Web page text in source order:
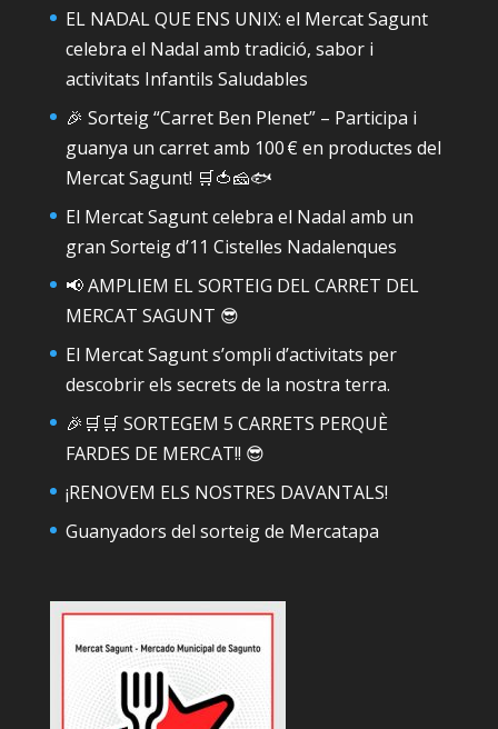
EL NADAL QUE ENS UNIX: el Mercat Sagunt
celebra el Nadal amb tradició, sabor i
activitats Infantils Saludables
🎉 Sorteig “Carret Ben Plenet” – Participa i
guanya un carret amb 100 € en productes del
Mercat Sagunt! 🛒🍅🧀🐟
El Mercat Sagunt celebra el Nadal amb un
gran Sorteig d’11 Cistelles Nadalenques
📢 AMPLIEM EL SORTEIG DEL CARRET DEL
MERCAT SAGUNT 😎
El Mercat Sagunt s’ompli d’activitats per
descobrir els secrets de la nostra terra.
🎉🛒🛒 SORTEGEM 5 CARRETS PERQUÈ
FARDES DE MERCAT!! 😎
¡RENOVEM ELS NOSTRES DAVANTALS!
Guanyadors del sorteig de Mercatapa